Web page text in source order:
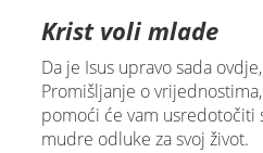
Krist voli mlade
Da je Isus upravo sada
Promišljanje o
pomoći će vam usredotočiti
mudre odluke za svoj život.